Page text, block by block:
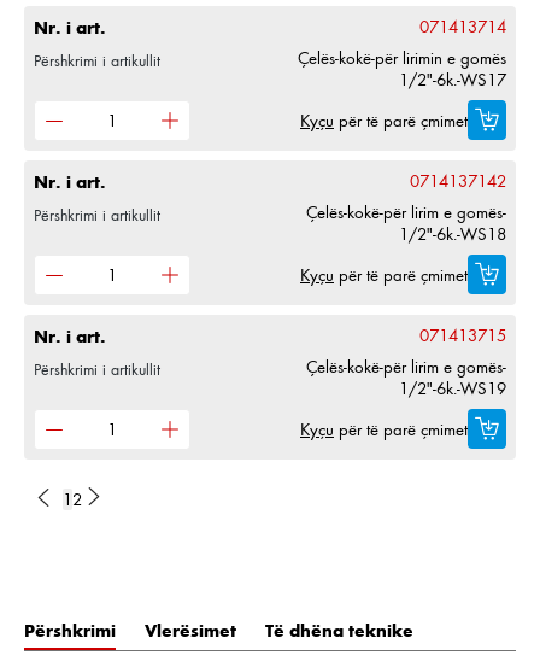
Nr. i art. 071413714
Përshkrimi i artikullit
Çelës-kokë-për lirimin e gomës
1/2"-6k.-WS17
Kyçu për të parë çmimet
Nr. i art. 0714137142
Përshkrimi i artikullit
Çelës-kokë-për lirim e gomës-
1/2"-6k.-WS18
Kyçu për të parë çmimet
Nr. i art. 071413715
Përshkrimi i artikullit
Çelës-kokë-për lirim e gomës-
1/2"-6k.-WS19
Kyçu për të parë çmimet
1 2
Përshkrimi Vlerësimet Të dhëna teknike